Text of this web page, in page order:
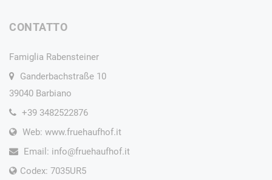
CONTATTO
Famiglia Rabensteiner
Ganderbachstraße 10
39040 Barbiano
+39 3482522876
Web: www.fruehaufhof.it
Email: info@fruehaufhof.it
Codex: 7035UR5